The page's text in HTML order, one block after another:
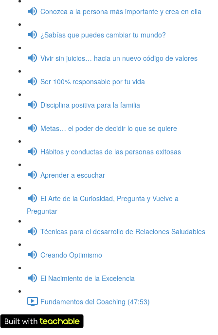
Conozca a la persona más importante y crea en ella
¿Sabías que puedes cambiar tu mundo?
Vivir sin juicios… hacia un nuevo código de valores
Ser 100% responsable por tu vida
Disciplina positiva para la familia
Metas… el poder de decidir lo que se quiere
Hábitos y conductas de las personas exitosas
Aprender a escuchar
El Arte de la Curiosidad, Pregunta y Vuelve a
Preguntar
Técnicas para el desarrollo de Relaciones Saludables
Creando Optimismo
El Nacimiento de la Excelencia
Fundamentos del Coaching (47:53)